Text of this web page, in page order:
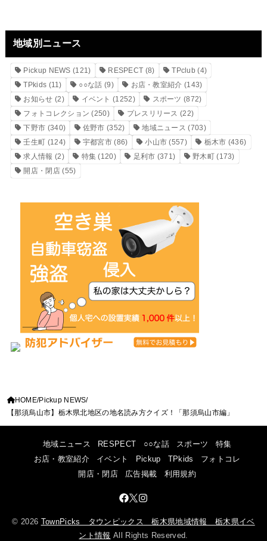
地域別ニュース
Pickup NEWS (121) RESPECT (8) TPclub (4)
TPkids (11) ○○な話 (9) お店・教室紹介 (143)
お知らせ (2) イベント (1252) スポーツ (872)
フォトコレクション (250) プレスリリース (22)
下野市 (340) 佐野市 (352) 地域ニュース (703)
壬生町 (124) 宇都宮市 (86) 小山市 (557) 栃木市 (436)
求人情報 (2) 特集 (120) 足利市 (371) 野木町(173)
開店・閉店(55)
HOME Pickup NEWS
【那須烏山市】栃木県北地区の地名読み方クイズ！「那須烏山市編」
地域ニュース RESPECT ○○な話 スポーツ
特集
お店・教室紹介
イベント Pickup TPkids
フォトコレ
開店・閉店
広告掲載 利用規約
© 2026 TownPicks タウンピックス 栃木県地域情報 栃木県イベ
ント情報 All Rights Reserved.